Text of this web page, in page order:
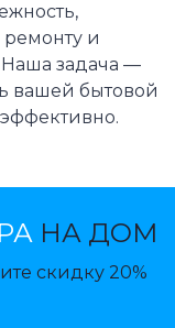
ремонту и
задача —
вашей бытовой
НА ДОМ
скидку 20%